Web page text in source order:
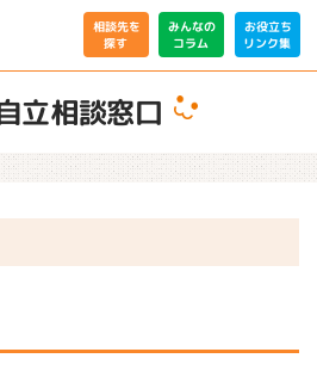
相談先を
探す
みんなの
コラム
お役立ち
リンク集
立相談窓口